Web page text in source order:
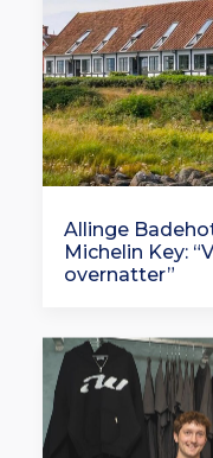
Allinge
Michelin Key:
overnatter”